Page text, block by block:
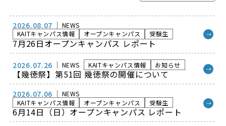
2026.08.07
NEWS
KAITキャンパス情報
オープンキャンパス 受験生
7月26日オープンキャンパス レポート
→
2026.07.26 NEWS KAITキャンパス情報 お知らせ
【幾徳祭】第51回 幾徳祭の開催について →
2026.07.06
NEWS
KAITキャンパス情報
オープンキャンパス 受験生
6月14日（日）オープンキャンパス レポート
→